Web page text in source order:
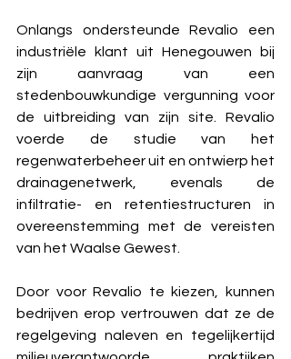
Onlangs ondersteunde Revalio een
industriële klant uit Henegouwen bij
zijn aanvraag van een
stedenbouwkundige vergunning voor
de uitbreiding van zijn site. Revalio
voerde de studie van het
regenwaterbeheer uit en ontwierp het
drainagenetwerk, evenals de
infiltratie- en retentiestructuren in
overeenstemming met de vereisten
van het Waalse Gewest.
Door voor Revalio te kiezen, kunnen
bedrijven erop vertrouwen dat ze de
regelgeving naleven en tegelijkertijd